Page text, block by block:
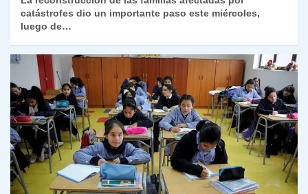
catástrofes dio un importante paso este miércoles,
luego de…